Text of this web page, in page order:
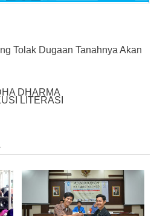
Tolak Dugaan Tanahnya Akan
DHARMA
LITERASI